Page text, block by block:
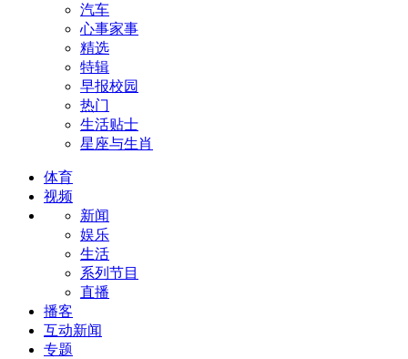
汽车
心事家事
精选
特辑
早报校园
热门
生活贴士
星座与生肖
体育
视频
新闻
娱乐
生活
系列节目
直播
播客
互动新闻
专题